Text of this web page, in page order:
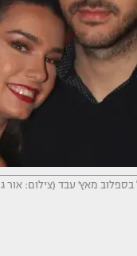
בספלוב מאץ' עבד (צילום: אור